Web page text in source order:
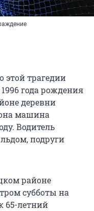
этой трагедии
года рождения
деревни
машина
Водитель
подруги
районе
субботы на
65-летний